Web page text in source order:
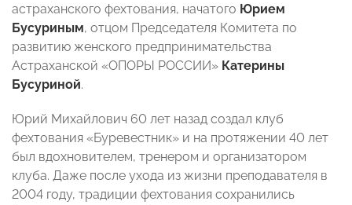
астраханского фехтования, начатого Юрием
Бусуриным, отцом Председателя Комитета по
развитию женского предпринимательства
Астраханской «ОПОРЫ РОССИИ» Катерины
Бусуриной.
Юрий Михайлович 60 лет назад создал клуб
фехтования «Буревестник» и на протяжении 40 лет
был вдохновителем, тренером и организатором
клуба. Даже после ухода из жизни преподавателя в
2004 году, традиции фехтования сохранились